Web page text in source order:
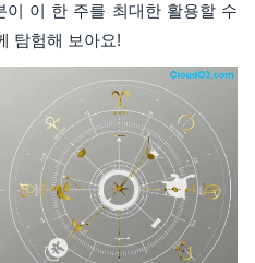
이 이 한 주를 최대한 활용할 수
탐험해 보아요!